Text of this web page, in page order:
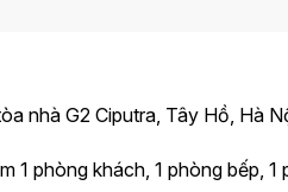
nhà G2 Ciputra, Tây Hồ, Hà
1 phòng khách, 1 phòng bếp,